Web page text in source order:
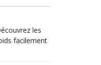
les
facilement